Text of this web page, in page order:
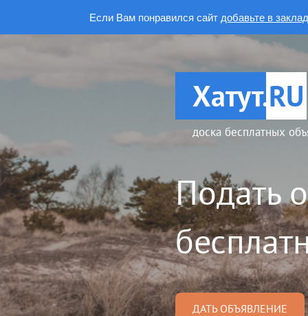
Если Вам понравился сайт добавьте в
Хатут.RU
доска бесплатных
Подать
ДАТЬ ОБЪЯВЛЕНИЕ